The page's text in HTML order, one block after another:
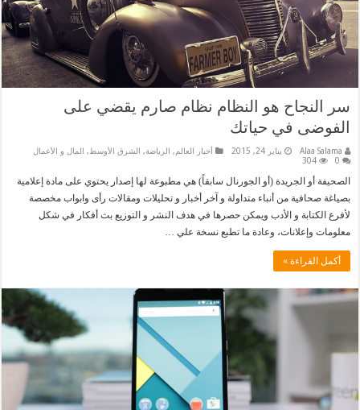
سر النجاح هو النظام نظام صارم يقضي على
الفوضى في حياتك
Alaa Salama يناير 24, 2015 أخبار العالم , الرياضة, الشرق الأوسط , المال و الأعمال
0
304
الصحيفة أو الجريدة (أو الجورنال سابقاً) هي مطبوعة لها إصدار يحتوي على مادة إعلامية
بصياغة صحافية من أنباء متداولة و آخر أخبار و تحليلات ومقالات رأى وابواب مخصصة
لأفرع الكتابة و الأدب ويمكن حصرها في هدف النشر و التوزيع بث أفكار في شكل
معلومات وإعلانات، وعادة ما تطبع نسخة علي …
أكمل القراءة »